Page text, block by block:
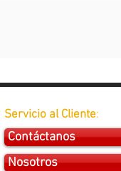
Servicio al Cliente:
Contáctanos
Nosotros